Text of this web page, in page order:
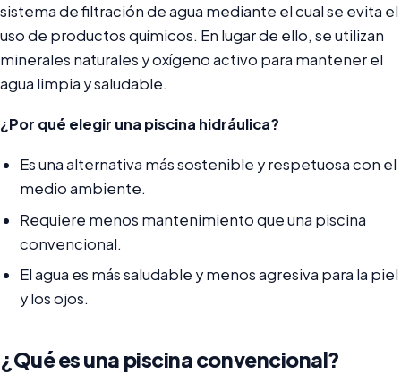
sistema de filtración de agua mediante el cual se evita el
uso de productos químicos. En lugar de ello, se utilizan
minerales naturales y oxígeno activo para mantener el
agua limpia y saludable.
¿Por qué elegir una piscina hidráulica?
Es una alternativa más sostenible y respetuosa con el
medio ambiente.
Requiere menos mantenimiento que una piscina
convencional.
El agua es más saludable y menos agresiva para la piel
y los ojos.
¿Qué es una piscina convencional?